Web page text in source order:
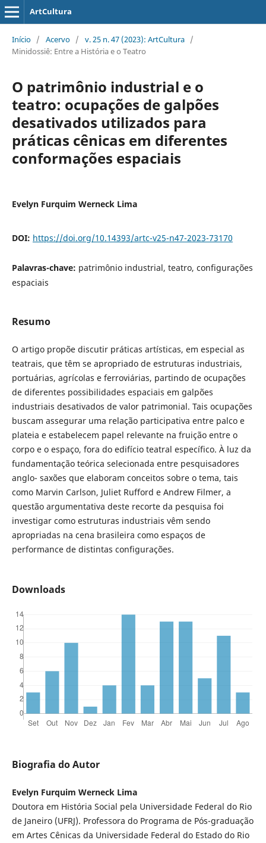
ArtCultura
Início / Acervo / v. 25 n. 47 (2023): ArtCultura /
Minidossiê: Entre a História e o Teatro
O patrimônio industrial e o
teatro: ocupações de galpões
desativados utilizados para
práticas cênicas em diferentes
conformações espaciais
Evelyn Furquim Werneck Lima
DOI: https://doi.org/10.14393/artc-v25-n47-2023-73170
Palavras-chave: patrimônio industrial, teatro, configurações
espaciais
Resumo
O artigo propõe discutir práticas artísticas, em especial as
teatrais, que têm se apropriado de estruturas industriais,
portuárias, agrícolas e ferroviárias, partindo de ocupações
de diferentes possibilidades espaciais em galpões
industriais desativados de valor patrimonial. Tais ocupações
buscam assegurar uma relação participativa entre palco e
plateia e estabelecem papel relevante na fruição entre o
corpo e o espaço, fora do edifício teatral específico. À luz da
fundamentação teórica selecionada entre pesquisadores
anglo- saxões que elaboram conceitos sobre o tema, tais
como Marvin Carlson, Juliet Rufford e Andrew Filmer, a
questão argumentativa deste recorte da pesquisa foi
investigar como estruturas industriais vêm sendo
apropriadas na cena brasileira como espaços de
performance de distintas configurações.
Downloads
Biografia do Autor
Evelyn Furquim Werneck Lima
Doutora em História Social pela Universidade Federal do Rio
de Janeiro (UFRJ). Professora do Programa de Pós-graduação
em Artes Cênicas da Universidade Federal do Estado do Rio